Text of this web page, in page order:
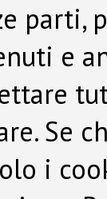
parti,
e
Se
i